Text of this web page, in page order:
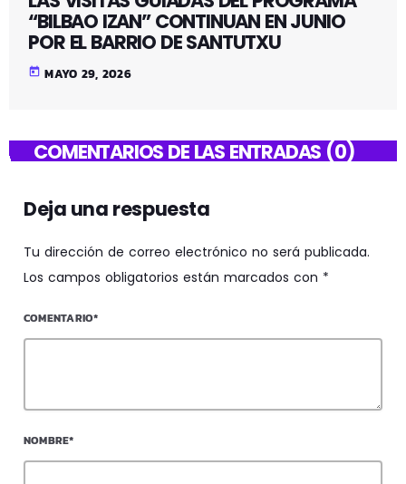
“BILBAO IZAN” CONTINUAN EN JUNIO
POR EL BARRIO DE SANTUTXU
today MAYO 29, 2026
COMENTARIOS DE LAS ENTRADAS (0)
Deja una respuesta
Tu dirección de correo electrónico no será publicada.
Los campos obligatorios están marcados con *
COMENTARIO*
NOMBRE*